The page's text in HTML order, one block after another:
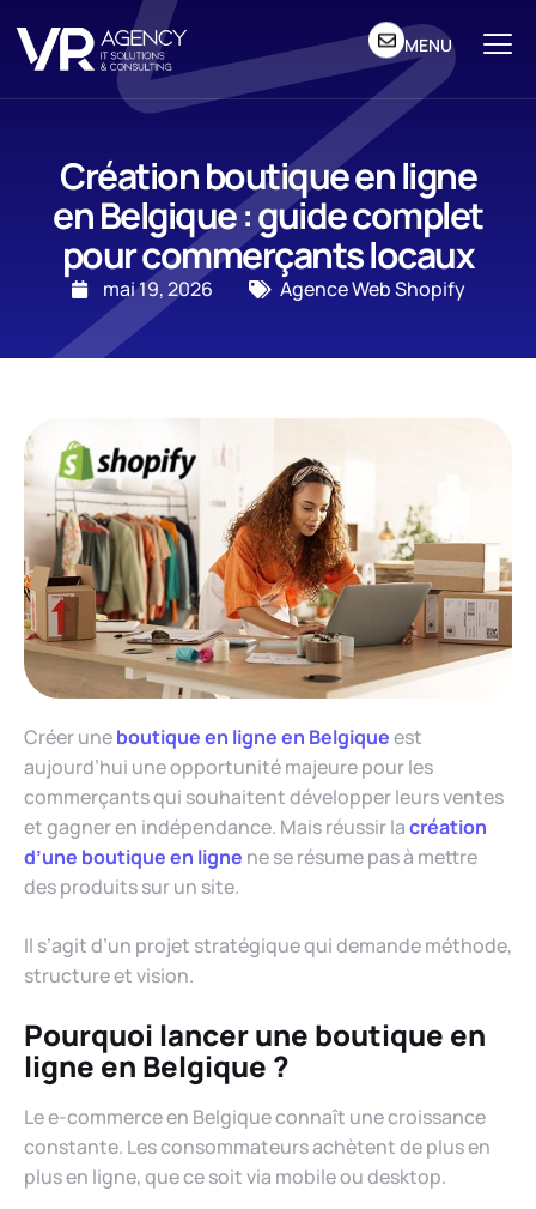
MENU
Création boutique en ligne
en Belgique : guide complet
pour commerçants locaux
mai 19, 2026 Agence Web Shopify
Créer uneboutique en ligne en Belgiqueest
aujourd’hui une opportunité majeure pour les
commerçants qui souhaitent développer leurs ventes
et gagner en indépendance. Mais réussir lacréation
d’une boutique en ligne ne se résume pas à mettre
des produits sur un site.
Il s’agit d’un projet stratégique qui demande méthode,
structure et vision.
Pourquoi lancer une boutique en
ligne en Belgique ?
Le e-commerce en Belgique connaît une croissance
constante. Les consommateurs achètent de plus en
plus en ligne, que ce soit via mobile ou desktop.